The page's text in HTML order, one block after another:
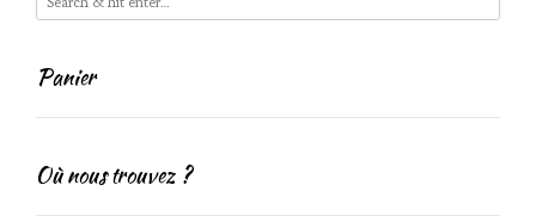
Panier
Où nous trouvez ?